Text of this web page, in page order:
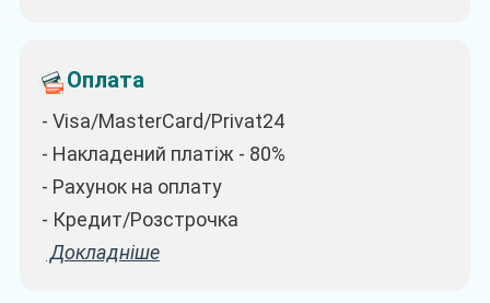
Оплата
- Visa/MasterCard/Privat24
- Накладений платіж - 80%
- Рахунок на оплату
- Кредит/Розстрочка
Докладніше